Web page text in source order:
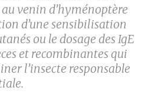
venin d’hyménoptère
d’une sensibilisation
ou le dosage des IgE
et recombinantes qui
l’insecte responsable